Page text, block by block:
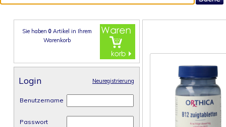
Sie haben 0 Artikel in Ihrem
Warenkorb
Login Neuregistrierung
Benutzername
Passwort